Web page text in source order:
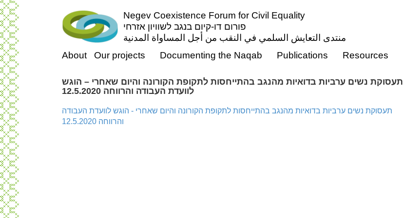
Negev Coexistence Forum for Civil Equality
פורום דו-קיום בנגב לשוויון אזרחי
منتدى التعايش السلمي في النقب من أجل المساواة المدنية
About
Our projects Documenting the Naqab Publications Resources
תעסוקת נשים ערביות בדואיות מהנגב בהתייחסות לתקופת הקורונה והיום שאחרי – הוגש
לוועדת העבודה והרווחה 12.5.2020
תעסוקת נשים ערביות בדואיות מהנגב בהתייחסות לתקופת הקורונה והיום שאחרי - הוגש לוועדת העבודה
והרווחה 12.5.2020